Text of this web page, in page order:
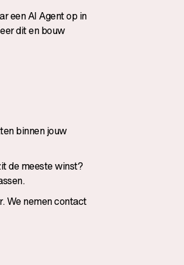
een AI Agent op in
dit en bouw
binnen jouw
de meeste winst?
We nemen contact